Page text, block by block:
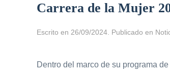
Carrera de la Mujer
Escrito en 26/09/2024 . Publicado en
Dentro del marco de su programa